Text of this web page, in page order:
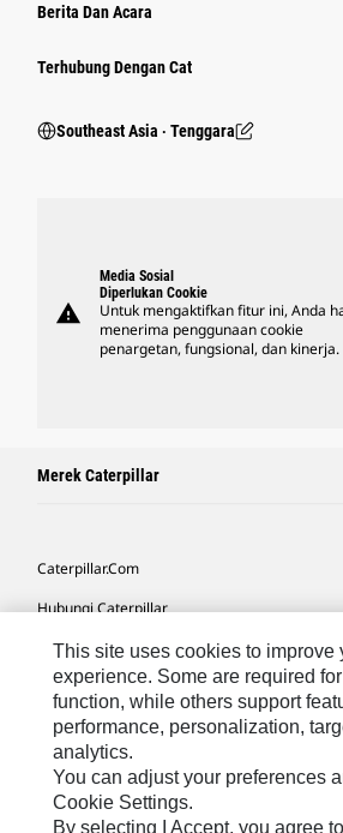
Berita Dan Acara
Terhubung Dengan Cat
Southeast Asia ‧ Tenggara
warning
Media Sosial
Diperlukan Cookie
Untuk mengaktifkan fitur ini, Anda
menerima penggunaan cookie
penargetan, fungsional, dan kinerja.
Merek Caterpillar
Caterpillar.com
Hubungi Caterpillar
Preferensi Pemasaran Saya
Peta Situs
Cookie Settings
Hukum
Privasi
This site uses cookies to improve
experience. Some are required
function, while others support
performance, personalization,
analytics.
You can adjust your preferences
Cookie Settings.
By selecting I Accept, you agree